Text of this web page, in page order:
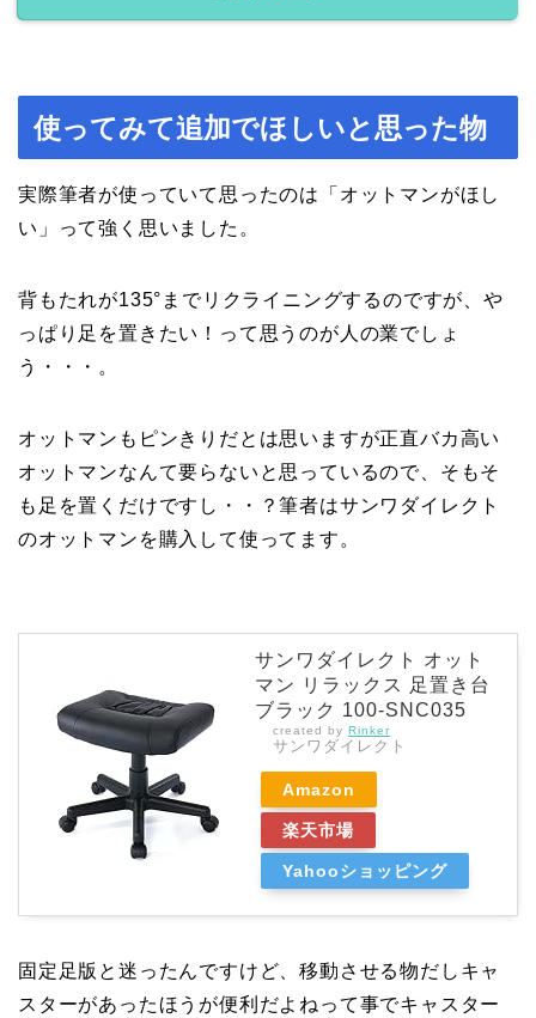
使ってみて追加でほしいと思った物
実際筆者が使っていて思ったのは「オットマンがほし
い」って強く思いました。
背もたれが135°までリクライニングするのですが、や
っぱり足を置きたい！って思うのが人の業でしょ
う・・・。
オットマンもピンきりだとは思いますが正直バカ高い
オットマンなんて要らないと思っているので、そもそ
も足を置くだけですし・・？筆者はサンワダイレクト
のオットマンを購入して使ってます。
サンワダイレクト オット
マン リラックス 足置き台
ブラック 100-SNC035
created by Rinker
サンワダイレクト
Amazon
楽天市場
Yahooショッピング
固定足版と迷ったんですけど、移動させる物だしキャ
スターがあったほうが便利だよねって事でキャスター